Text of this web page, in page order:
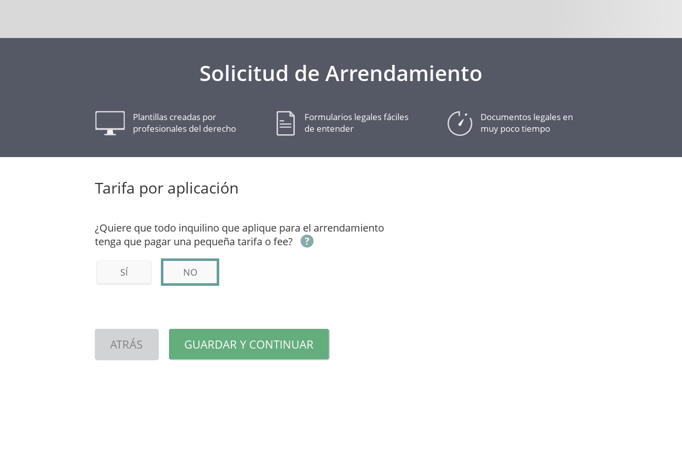
Solicitud de Arrendamiento
Plantillas creadas por
profesionales del derecho
Formularios legales fáciles
de entender
Documentos legales en
muy poco tiempo
Tarifa por aplicación
¿Quiere que todo inquilino que aplique para el arrendamiento
tenga que pagar una pequeña tarifa o fee?
SÍ NO
ATRÁS GUARDAR Y CONTINUAR